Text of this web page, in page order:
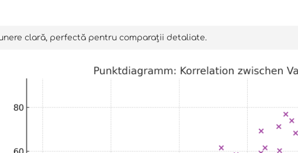
clară, perfectă pentru comparații detaliate.